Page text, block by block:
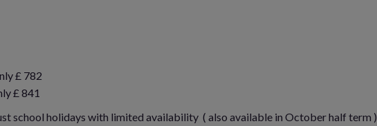
£ 782
£ 841
school holidays with limited availability ( also available in October half term )